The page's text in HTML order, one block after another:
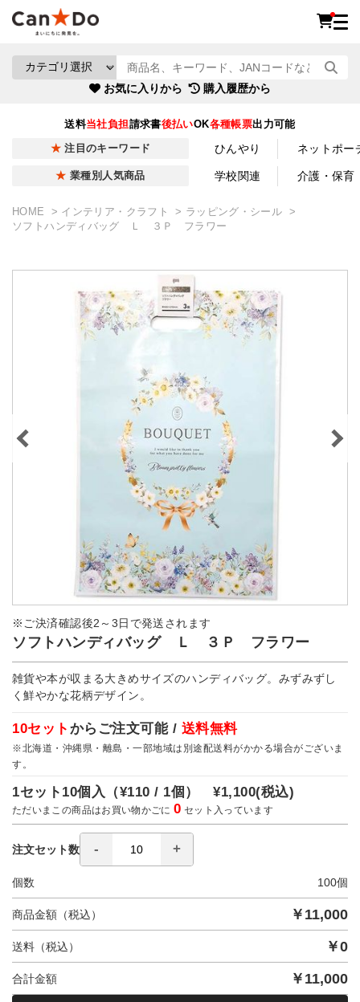
お気に入りから 購入履歴から
送料当社負担請求書後払いOK各種帳票出力可能
注目のキーワード ひんやり ネットポー
業種別人気商品 学校関連 介護・保育
HOME インテリア・クラフト
ラッピング・シール
ソフトハンディバッグ Ｌ ３Ｐ フラワー
※ご決済確認後2～3日で発送されます
ソフトハンディバッグ Ｌ ３Ｐ フラワー
雑貨や本が収まる大きめサイズのハンディバッグ。みずみずし
く鮮やかな花柄デザイン。
10セット からご注文可能 / 送料無料
※北海道・沖縄県・離島・一部地域は別途配送料がかかる場合がございま
す。
1セット10個入（¥110 / 1個）¥1,100(税込)
ただいまこの商品はお買い物かごに0 セット入っています
注文セット数
個数 100個
商品金額（税込） ￥ 11,000
送料（税込） ￥0
合計金額 ￥ 11,000